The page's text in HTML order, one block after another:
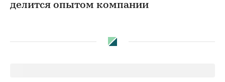
делится опытом компании